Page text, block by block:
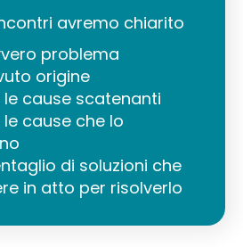
avremo chiarito
problema
origine
le cause scatenanti
cause che lo
di soluzioni che
in atto per risolverlo